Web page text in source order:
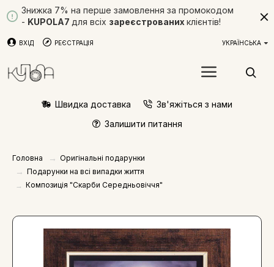
Знижка 7% на перше замовлення за промокодом
- KUPOLA7 для всіх зареєстрованих клієнтів!
ВХІД РЕЄСТРАЦІЯ УКРАЇНСЬКА
Швидка доставка
Зв'яжіться з нами
Залишити питання
Головна
Оригінальні подарунки
Подарунки на всі випадки життя
Композиція "Скарби Середньовіччя"